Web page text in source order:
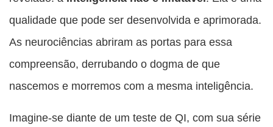
qualidade que pode ser desenvolvida e aprimorada.
As neurociências abriram as portas para essa
compreensão, derrubando o dogma de que
nascemos e morremos com a mesma inteligência.
Imagine-se diante de um teste de QI, com sua série